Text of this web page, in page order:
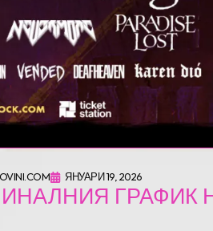
ЯНУАРИ 19, 2026
ФИНАЛНИЯ